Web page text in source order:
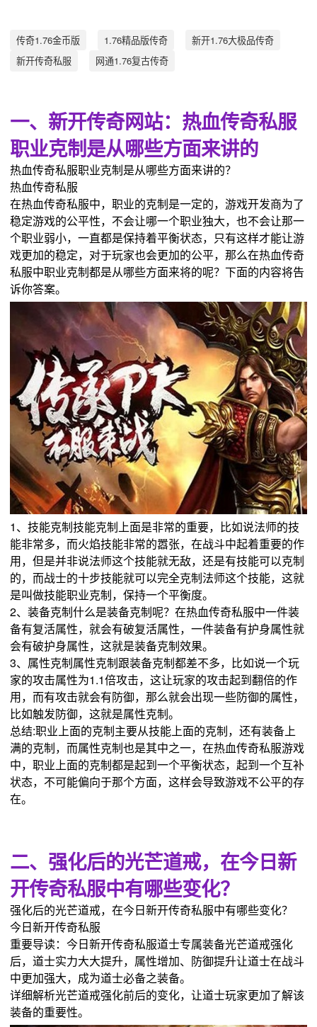
传奇1.76金币版 1.76精品版传奇
新开1.76大极品传奇
新开传奇私服
网通1.76复古传奇
一、新开传奇网站：热血传奇私服
职业克制是从哪些方面来讲的
热血传奇私服职业克制是从哪些方面来讲的？
热血传奇私服
在热血传奇私服中，职业的克制是一定的，游戏开发商为了
稳定游戏的公平性，不会让哪一个职业独大，也不会让那一
个职业弱小，一直都是保持着平衡状态，只有这样才能让游
戏更加的稳定，对于玩家也会更加的公平，那么在热血传奇
私服中职业克制都是从哪些方面来将的呢？下面的内容将告
诉你答案。
1、技能克制技能克制上面是非常的重要，比如说法师的技
能非常多，而火焰技能非常的嚣张，在战斗中起着重要的作
用，但是并非说法师这个技能就无敌，还是有技能可以克制
的，而战士的十步技能就可以完全克制法师这个技能，这就
是叫做技能职业克制，保持一个平衡度。
2、装备克制什么是装备克制呢？在热血传奇私服中一件装
备有复活属性，就会有破复活属性，一件装备有护身属性就
会有破护身属性，这就是装备克制效果。
3、属性克制属性克制跟装备克制都差不多，比如说一个玩
家的攻击属性为1.1倍攻击，这让玩家的攻击起到翻倍的作
用，而有攻击就会有防御，那么就会出现一些防御的属性，
比如触发防御，这就是属性克制。
总结:职业上面的克制主要从技能上面的克制，还有装备上
满的克制，而属性克制也是其中之一，在热血传奇私服游戏
中，职业上面的克制都是起到一个平衡状态，起到一个互补
状态，不可能偏向于那个方面，这样会导致游戏不公平的存
在。
二、强化后的光芒道戒，在今日新
开传奇私服中有哪些变化？
强化后的光芒道戒，在今日新开传奇私服中有哪些变化？
今日新开传奇私服
重要导读：今日新开传奇私服道士专属装备光芒道戒强化
后，道士实力大大提升，属性增加、防御提升让道士在战斗
中更加强大，成为道士必备之装备。
详细解析光芒道戒强化前后的变化，让道士玩家更加了解该
装备的重要性。